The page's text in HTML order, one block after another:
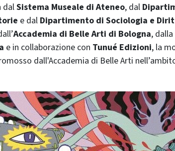
dalSistema Museale di Ateneo, dal
e dal Dipartimento di Sociologia e
Accademia di Belle Arti di Bologna, dalla
e in collaborazione con Tunué Edizioni, la
dall'Accademia di Belle Arti